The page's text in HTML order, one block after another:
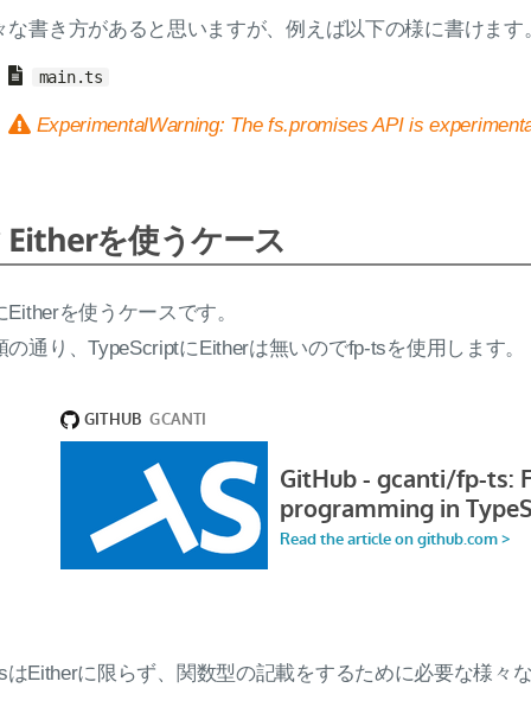
な書き方があると思いますが、例えば以下の様に書けます。
main.ts
ExperimentalWarning: The fs.promises API is
Eitherを使うケース
Eitherを使うケースです。
の通り、TypeScriptにEitherは無いのでfp-tsを使用します。
はEitherに限らず、関数型の記載をするために必要な様々